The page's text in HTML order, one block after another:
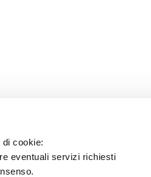
cookie:
eventuali servizi richiesti